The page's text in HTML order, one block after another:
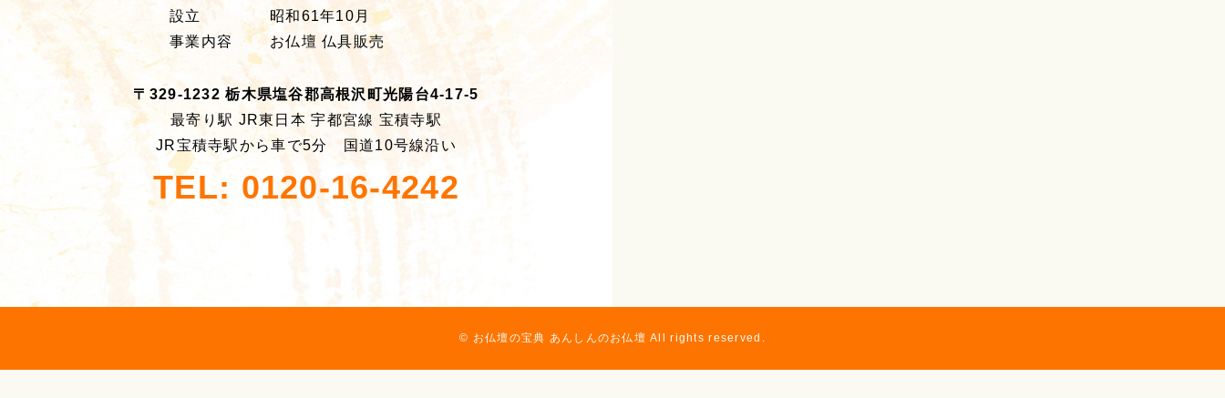
設立
昭和61年10月
事業内容
お仏壇 仏具販売
〒329-1232 栃木県塩谷郡高根沢町光陽台4-17-5
最寄り駅 JR東日本 宇都宮線 宝積寺駅
JR宝積寺駅から車で5分 国道10号線沿い
TEL: 0120-16-4242
© お仏壇の宝典 あんしんのお仏壇 All rights reserved.